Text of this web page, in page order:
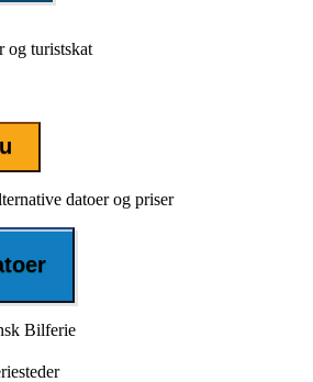
og turistskat
datoer og priser
Bilferie